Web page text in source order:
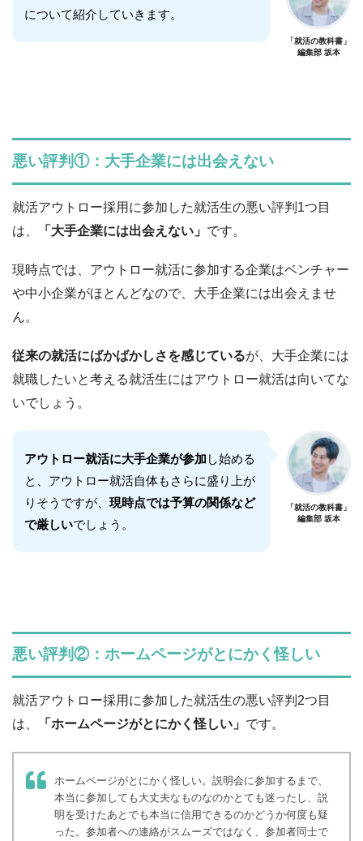
について紹介していきます。
「就活の教科書」
編集部 坂本
悪い評判①：大手企業には出会えない
就活アウトロー採用に参加した就活生の悪い評判1つ目
は、
「大手企業には出会えない」 です。
現時点では、アウトロー就活に参加する企業はベンチャー
や中小企業がほとんどなので、大手企業には出会えませ
ん。
従来の就活にばかばかしさを感じているが、大手企業には
就職したいと考える就活生にはアウトロー就活は向いてな
いでしょう。
アウトロー就活に大手企業が参加 し始める
と、アウトロー就活自体もさらに盛り上が
りそうですが、 現時点では予算の関係など
で厳しいでしょう。
「就活の教科書」
編集部 坂本
悪い評判②：ホームページがとにかく怪しい
就活アウトロー採用に参加した就活生の悪い評判2つ目
は、
「ホームページがとにかく怪しい」 です。
ホームページがとにかく怪しい。説明会に参加するまで、
本当に参加しても大丈夫なものなのかとても迷ったし、説
明を受けたあとでも本当に信用できるのかどうか何度も疑
った。参加者への連絡がスムーズではなく、参加者同士で